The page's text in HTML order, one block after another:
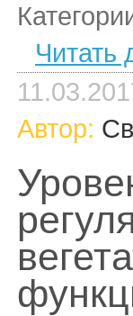
Читать
Автор: